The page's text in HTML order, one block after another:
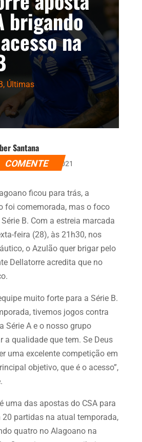
brigando
na
, Últimas
Santana
24 de maio de 2021
COMENTE
ficou para trás, a
foi comemorada, mas o foco
B. Com a estreia marcada
feira (28), às 21h30, nos
o Azulão quer brigar pelo
Dellatorre acredita que no
muito forte para a Série B.
tivemos jogos contra
Série A e o nosso grupo
a qualidade que tem. Se Deus
uma excelente competição em
objetivo, que é o acesso”,
uma das apostas do CSA para
20 partidas na atual temporada,
quatro no Alagoano na